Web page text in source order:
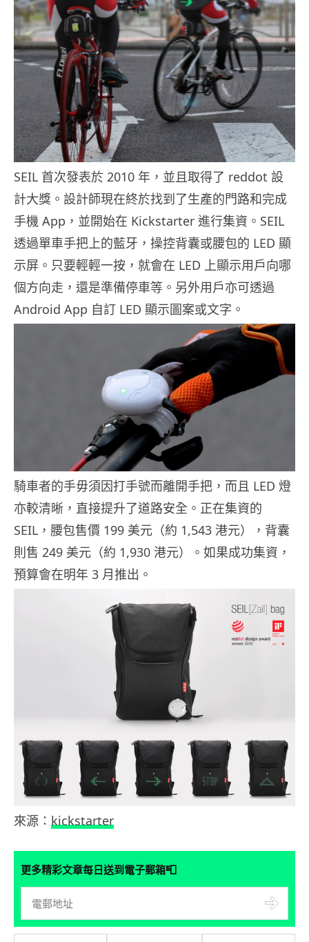
SEIL 首次發表於 2010 年，並且取得了 reddot 設
計大獎。設計師現在終於找到了生產的門路和完成
手機 App，並開始在 Kickstarter 進行集資。SEIL
透過單車手把上的藍牙，操控背囊或腰包的 LED 顯
示屏。只要輕輕一按，就會在 LED 上顯示用戶向哪
個方向走，還是準備停車等。另外用戶亦可透過
Android App 自訂 LED 顯示圖案或文字。
騎車者的手毋須因打手號而離開手把，而且 LED 燈
亦較清晰，直接提升了道路安全。正在集資的
SEIL，腰包售價 199 美元（約 1,543 港元），背囊
則售 249 美元（約 1,930 港元）。如果成功集資，
預算會在明年 3 月推出。
來源： kickstarter
更多精彩文章每日送到電子郵箱📮